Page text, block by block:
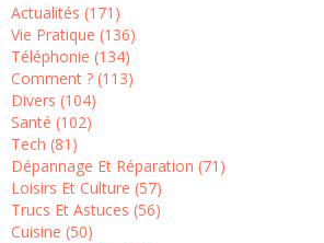
Actualités (171)
Vie Pratique (136)
Téléphonie (134)
Comment ? (113)
Divers (104)
Santé (102)
Tech (81)
Dépannage Et Réparation (71)
Loisirs Et Culture (57)
Trucs Et Astuces (56)
Cuisine (50)